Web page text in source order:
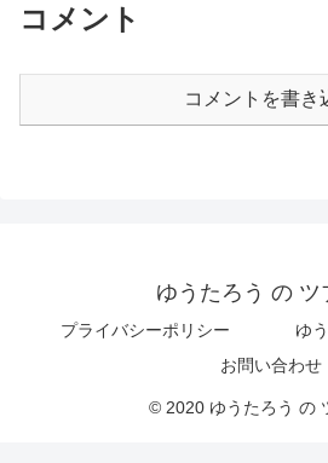
コメント
コメントを書き
ゆうたろう の ツ
プライバシーポリシー
ゆ
お問い合わせ
© 2020 ゆうたろう の